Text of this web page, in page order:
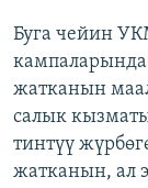
Буга чейин
жатканын
салык
тинтүү
жатканын, ал